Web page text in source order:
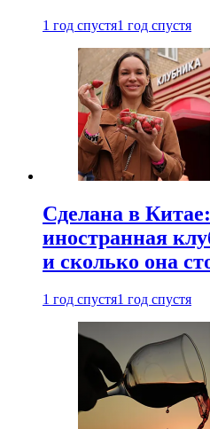
1 год спустя1 год спустя
Сделана в
иностранная
и сколько она
1 год спустя1 год спустя